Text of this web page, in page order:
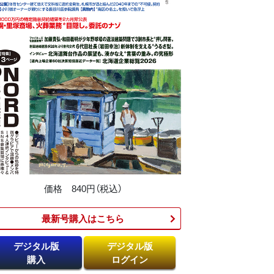
価格 840円（税込）
最新号購入はこちら​
デジタル版
購入
デジタル版
ログイン